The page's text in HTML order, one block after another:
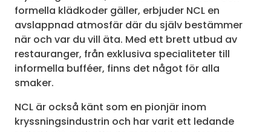
formella klädkoder gäller, erbjuder NCL en
avslappnad atmosfär där du själv bestämmer
när och var du vill äta. Med ett brett utbud av
restauranger, från exklusiva specialiteter till
informella bufféer, finns det något för alla
smaker.
NCL är också känt som en pionjär inom
kryssningsindustrin och har varit ett ledande